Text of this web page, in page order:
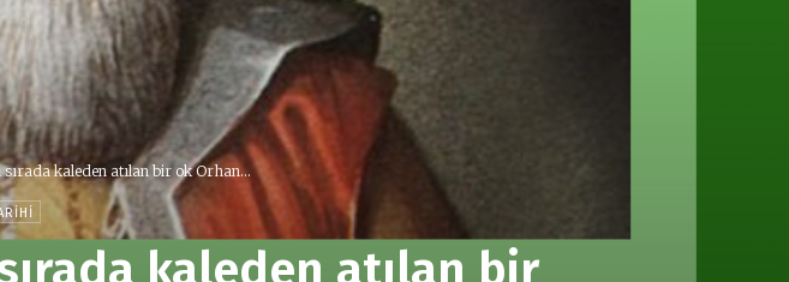
kaleden atılan bir ok Orhan...
kaleden atılan bir